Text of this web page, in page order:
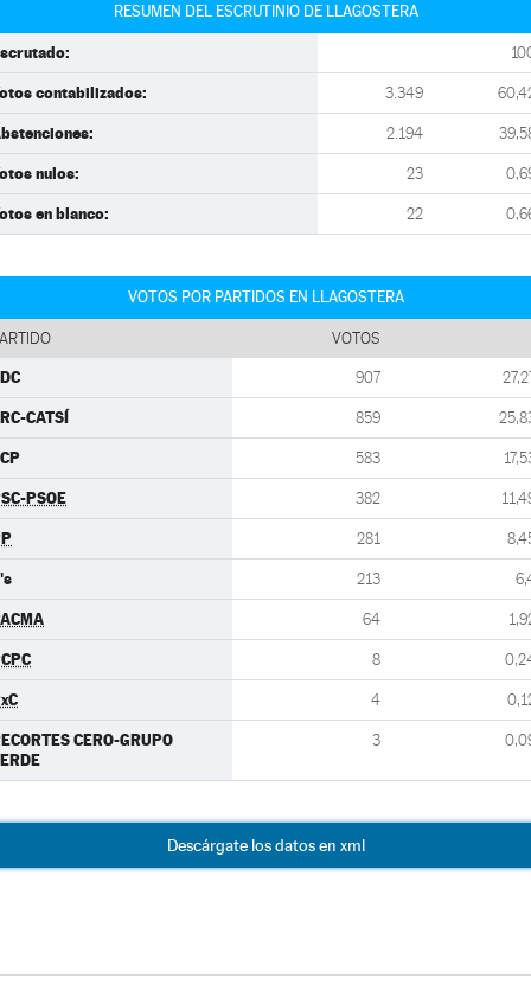
RESUMEN DEL ESCRUTINIO DE LLAGOSTERA
contabilizados: 3.349
2.194
nulos: 23
en blanco: 22
VOTOS POR PARTIDOS EN LLAGOSTERA
VOTOS
907
CATSÍ 859
583
PSOE 382
281
213
64
8
4
CERO-GRUPO
3
Descárgate los datos en xml